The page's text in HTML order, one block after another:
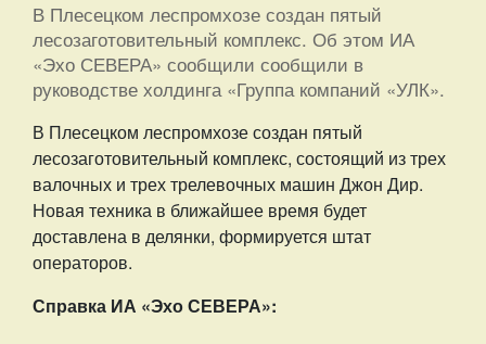
В Плесецком леспромхозе создан пятый
лесозаготовительный комплекс. Об этом ИА
«Эхо СЕВЕРА» сообщили сообщили в
руководстве холдинга «Группа компаний «УЛК».
В Плесецком леспромхозе создан пятый
лесозаготовительный комплекс, состоящий из трех
валочных и трех трелевочных машин Джон Дир.
Новая техника в ближайшее время будет
доставлена в делянки, формируется штат
операторов.
Справка ИА «Эхо СЕВЕРА»: